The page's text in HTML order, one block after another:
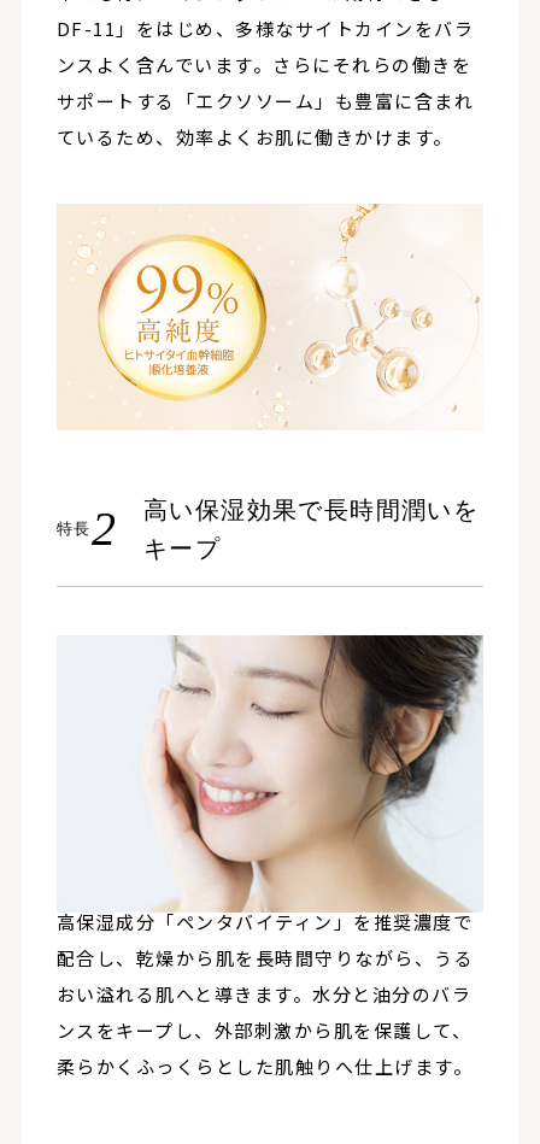
DF-11」をはじめ、多様なサイトカインをバラ
ンスよく含んでいます。さらにそれらの働きを
サポートする「エクソソーム」も豊富に含まれ
ているため、効率よくお肌に働きかけます。
特長2
高い保湿効果で長時間潤いを
キープ
高保湿成分「ペンタバイティン」を推奨濃度で
配合し、乾燥から肌を長時間守りながら、うる
おい溢れる肌へと導きます。水分と油分のバラ
ンスをキープし、外部刺激から肌を保護して、
柔らかくふっくらとした肌触りへ仕上げます。